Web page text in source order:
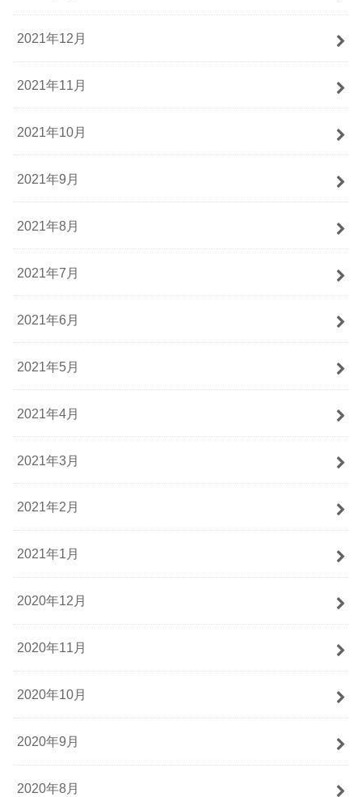
2021年12月
2021年11月
2021年10月
2021年9月
2021年8月
2021年7月
2021年6月
2021年5月
2021年4月
2021年3月
2021年2月
2021年1月
2020年12月
2020年11月
2020年10月
2020年9月
2020年8月